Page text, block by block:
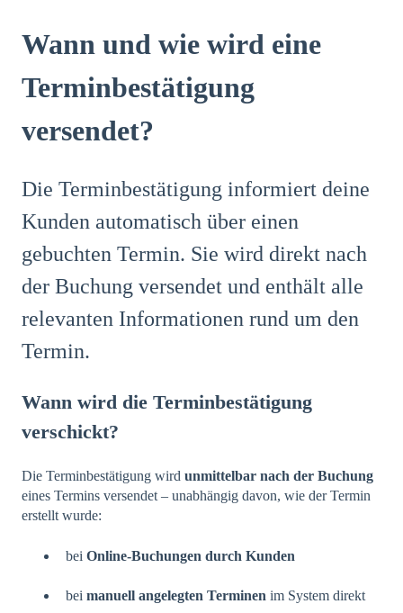
Wann und wie wird eine
Terminbestätigung
versendet?
Die Terminbestätigung informiert deine
Kunden automatisch über einen
gebuchten Termin. Sie wird direkt nach
der Buchung versendet und enthält alle
relevanten Informationen rund um den
Termin.
Wann wird die Terminbestätigung
verschickt?
Die Terminbestätigung wird unmittelbar nach der Buchung
eines Termins versendet – unabhängig davon, wie der Termin
erstellt wurde:
bei Online-Buchungen durch Kunden
bei manuell angelegten Terminen im System direkt